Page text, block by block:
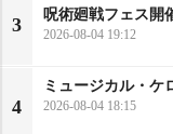
3
呪術廻戦フェス開
2026-08-04 19:12
4
ミュージカル・ケ
2026-08-04 18:15